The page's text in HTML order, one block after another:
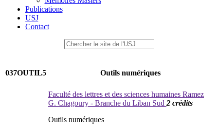
Publications
USJ
Contact
037OUTIL5 Outils numériques
Faculté des lettres et des sciences humaines Ramez
G. Chagoury - Branche du Liban Sud 2 crédits
Outils numériques